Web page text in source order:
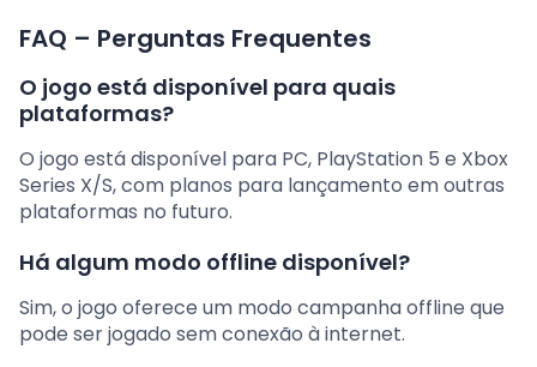
FAQ – Perguntas Frequentes
O jogo está disponível para quais
plataformas?
O jogo está disponível para PC, PlayStation 5 e Xbox
Series X/S, com planos para lançamento em outras
plataformas no futuro.
Há algum modo offline disponível?
Sim, o jogo oferece um modo campanha offline que
pode ser jogado sem conexão à internet.